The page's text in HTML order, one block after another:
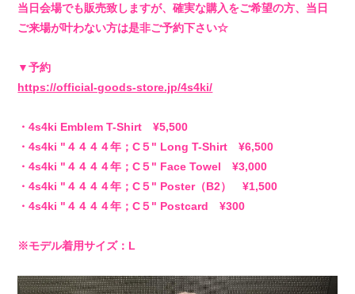
当日会場でも販売致しますが、確実な購入をご希望の方、当日
ご来場が叶わない方は是非ご予約下さい☆
▼予約
https://official-goods-store.jp/4s4ki/
・4s4ki Emblem T-Shirt ¥5,500
・4s4ki "４４４４年；C５" Long T-Shirt ¥6,500
・4s4ki "４４４４年；C５" Face Towel ¥3,000
・4s4ki "４４４４年；C５" Poster（B2） ¥1,500
・4s4ki "４４４４年；C５" Postcard ¥300
※モデル着用サイズ：L